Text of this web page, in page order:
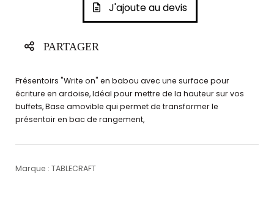
J'ajoute au devis
PARTAGER
Présentoirs "Write on" en babou avec une surface pour
écriture en ardoise, Idéal pour mettre de la hauteur sur vos
buffets, Base amovible qui permet de transformer le
présentoir en bac de rangement,
Marque : TABLECRAFT